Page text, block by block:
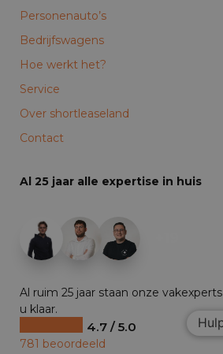
Personenauto’s
Bedrijfswagens
Hoe werkt het?
Service
Over shortleaseland
Contact
Al 25 jaar alle expertise in huis
Al ruim 25 jaar staan onze
u klaar.
4.7 / 5.0
781 beoordeeld